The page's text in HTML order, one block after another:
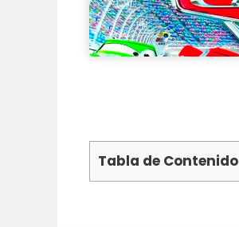
Tabla de Contenido